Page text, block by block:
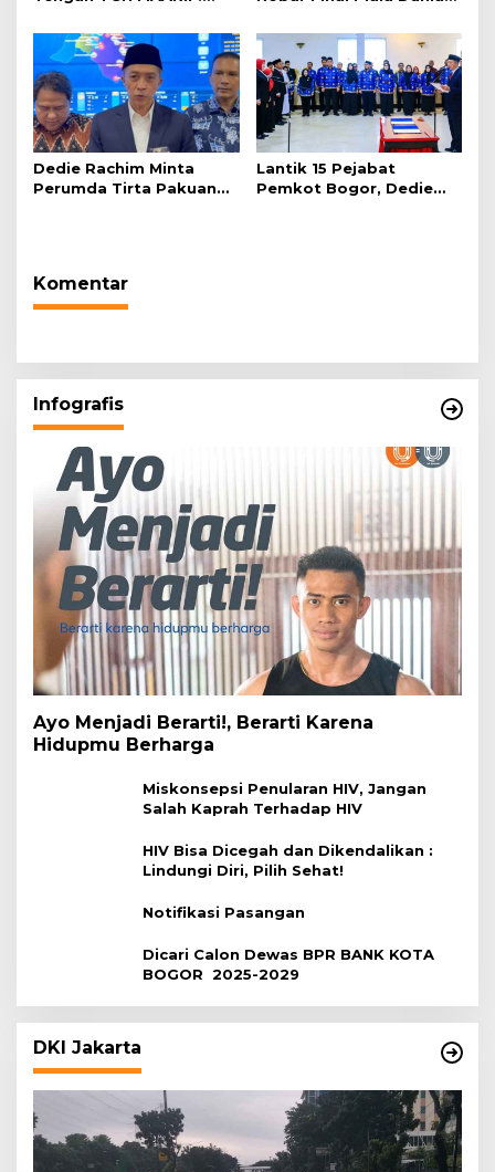
Abad Kedua NU”
Dedie Rachim Minta
Perumda Tirta Pakuan
Lantik 15 Pejabat
Pemkot Bogor, Dedie
Komentar
Infografis
Ayo Menjadi Berarti!, Berarti Karena
Hidupmu Berharga
Miskonsepsi Penularan HIV, Jangan
Salah Kaprah Terhadap HIV
HIV Bisa Dicegah dan Dikendalikan :
Lindungi Diri, Pilih Sehat!
Notifikasi Pasangan
Dicari Calon Dewas BPR BANK KOTA
BOGOR 2025-2029
DKI Jakarta